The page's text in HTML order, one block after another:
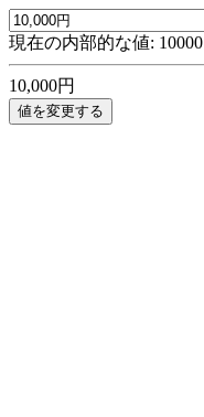
現在の内部的な値: 10000
10,000円
値を変更する